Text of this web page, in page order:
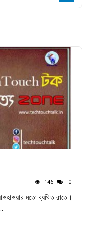
146 0
মতো ব্যথিত রাতে।